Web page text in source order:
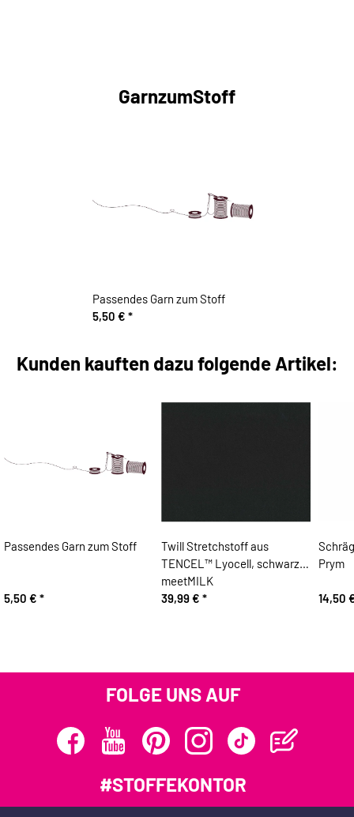
GarnzumStoff
Passendes Garn zum Stoff
5,50 € *
Kunden kauften dazu folgende Artikel:
Passendes Garn zum Stoff
5,50 € *
Twill Stretchstoff aus
TENCEL™ Lyocell, schwarz,
meetMILK
39,99 € *
Prym
14,50
FOLGE UNS AUF
#STOFFEKONTOR